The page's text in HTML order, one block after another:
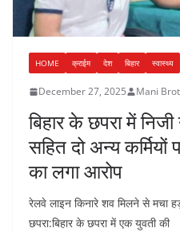
HOME क्राईम देश बिहार स्वास्थ्य
December 27, 2025 Mani
बिहार के छपरा में
सहित दो अन्य कर्मियों
का लगा आरोप
रेलवे लाइन किनारे शव मिलने से मचा
छपरा:बिहार के छपरा में एक युवती की